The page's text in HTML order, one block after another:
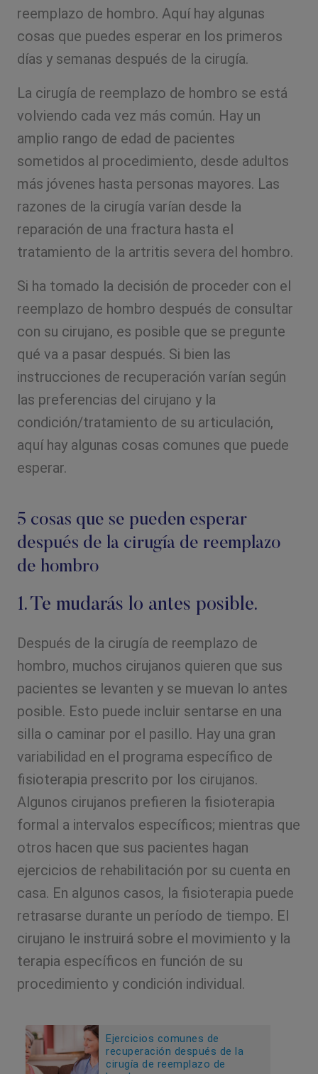
reemplazo de hombro. Aquí hay algunas
cosas que puedes esperar en los primeros
días y semanas después de la cirugía.
La cirugía de reemplazo de hombro se está
volviendo cada vez más común. Hay un
amplio rango de edad de pacientes
sometidos al procedimiento, desde adultos
más jóvenes hasta personas mayores. Las
razones de la cirugía varían desde la
reparación de una fractura hasta el
tratamiento de la artritis severa del hombro.
Si ha tomado la decisión de proceder con el
reemplazo de hombro después de consultar
con su cirujano, es posible que se pregunte
qué va a pasar después. Si bien las
instrucciones de recuperación varían según
las preferencias del cirujano y la
condición/tratamiento de su articulación,
aquí hay algunas cosas comunes que puede
esperar.
5 cosas que se pueden esperar
después de la cirugía de reemplazo
de hombro
1. Te mudarás lo antes posible.
Después de la cirugía de reemplazo de
hombro, muchos cirujanos quieren que sus
pacientes se levanten y se muevan lo antes
posible. Esto puede incluir sentarse en una
silla o caminar por el pasillo. Hay una gran
variabilidad en el programa específico de
fisioterapia prescrito por los cirujanos.
Algunos cirujanos prefieren la fisioterapia
formal a intervalos específicos; mientras que
otros hacen que sus pacientes hagan
ejercicios de rehabilitación por su cuenta en
casa. En algunos casos, la fisioterapia puede
retrasarse durante un período de tiempo. El
cirujano le instruirá sobre el movimiento y la
terapia específicos en función de su
procedimiento y condición individual.
Ejercicios comunes de
recuperación después de la
cirugía de reemplazo de